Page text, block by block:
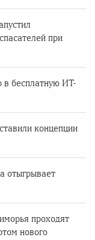
при
в бесплатную ИТ-
концепции
отыгрывает
проходят
нового